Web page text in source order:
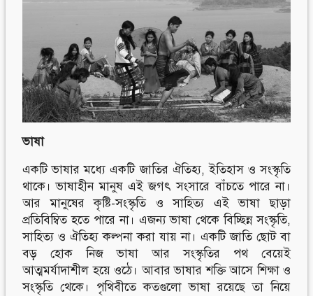
Follow Us
Facebook
Twitter
Youtube
Google+
Instagram
Engage with us
Invite Jumjournal Team
Be a representative
Be a partner
Be a volunteer
ভাষা
একটি ভাষার মধ্যে একটি জাতির ঐতিহ্য, ইতিহাস ও সংস্কৃতি
থাকে। ভাষাহীন মানুষ এই জগৎ সংসারে বাঁচতে পারে না।
আর মানুষের কৃষ্টি-সংস্কৃতি ও সাহিত্য এই ভাষা ছাড়া
প্রতিবিম্বিত হতে পারে না। এজন্য ভাষা থেকে বিচ্ছিন্ন সংস্কৃতি,
সাহিত্য ও ঐতিহ্য কল্পনা করা যায় না। একটি জাতি ছোট বা
বড় হোক নিজ ভাষা আর সংস্কৃতির পথ বেয়েই
আত্মমর্যাদাশীল হয়ে ওঠে। আবার ভাষার শক্তি আসে শিক্ষা ও
সংস্কৃতি থেকে। পৃথিবীতে কতগুলো ভাষা রয়েছে তা নিয়ে